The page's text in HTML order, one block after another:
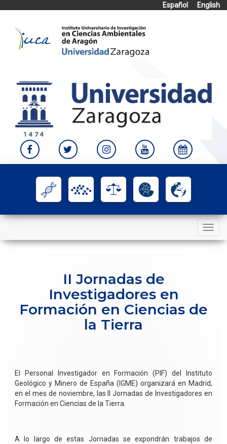
Español
English
content
Toggle
navigation
II Jornadas de
Investigadores en
Formación en Ciencias de
la Tierra
El Personal Investigador en Formación (PIF) del Instituto
Geológico y Minero de España (IGME) organizará en Madrid,
en el mes de noviembre, las II Jornadas de Investigadores en
Formación en Ciencias de la Tierra.
A lo largo de estas Jornadas se expondrán trabajos de